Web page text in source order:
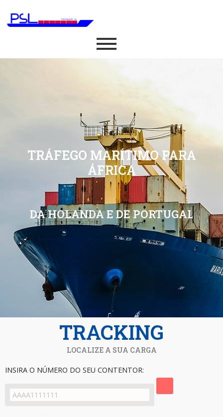
TRÁFEGO MARÍTIMO PARA
ÁFRICA
DA HOLANDA E DE PORTUGAL
TRACKING
LOCALIZE A SUA CARGA
INSIRA O NÚMERO DO SEU CONTENTOR: